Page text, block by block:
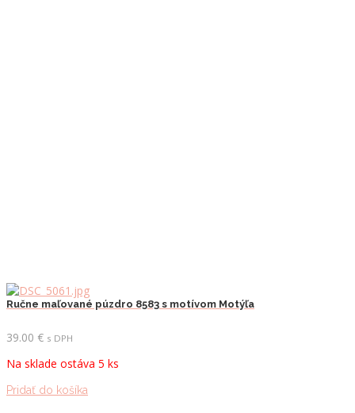
Ručne maľované púzdro 8583 s motívom Motýľa
39.00 € s DPH
Na sklade ostáva 5 ks
Pridať do košíka